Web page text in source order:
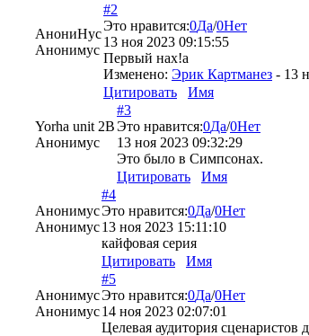
АнониНус
Анонимус
#2
Это нравится:0Да/0Нет
13 ноя 2023 09:15:55
Первый нах!a
Изменено: Эрик Картманез - 13
Цитировать
Имя
Yorha unit 2B
Анонимус
#3
Это нравится:0Да/0Нет
13 ноя 2023 09:32:29
Это было в Симпсонах.
Цитировать
Имя
Анонимус
Анонимус
#4
Это нравится:0Да/0Нет
13 ноя 2023 15:11:10
кайфовая серия
Цитировать
Имя
Анонимус
Анонимус
#5
Это нравится:0Да/0Нет
14 ноя 2023 02:07:01
Целевая аудитория сценаристов